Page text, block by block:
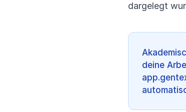
dargelegt
deine